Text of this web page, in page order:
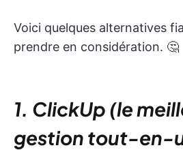
Voici quelques alternatives
prendre en considération. 🤔
1. ClickUp (le
gestion tout-en-